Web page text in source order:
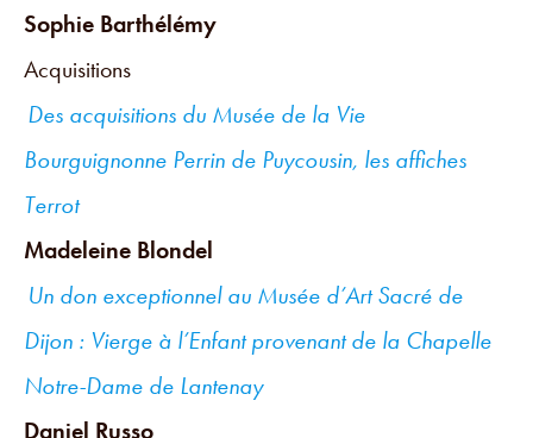
Sophie Barthélémy
Acquisitions
Des acquisitions du Musée de la Vie
Bourguignonne Perrin de Puycousin, les affiches
Terrot
Madeleine Blondel
Un don exceptionnel au Musée d’Art Sacré de
Dijon : Vierge à l’Enfant provenant de la Chapelle
Notre-Dame de Lantenay
Daniel Russo